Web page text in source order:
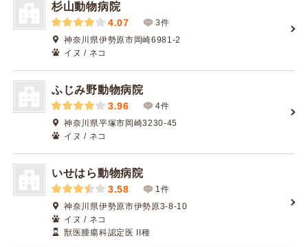
杉山動物病院
4.07
3件
神奈川県伊勢原市岡崎6981-2
イヌ / ネコ
ふじみ野動物病院
3.96
4件
神奈川県平塚市岡崎3230-45
イヌ / ネコ
いせはら動物病院
3.58
1件
神奈川県伊勢原市伊勢原3-8-10
イヌ / ネコ
獣医腫瘍科認定医 II種